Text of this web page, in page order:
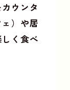
ウンタ
）や居
く食べ